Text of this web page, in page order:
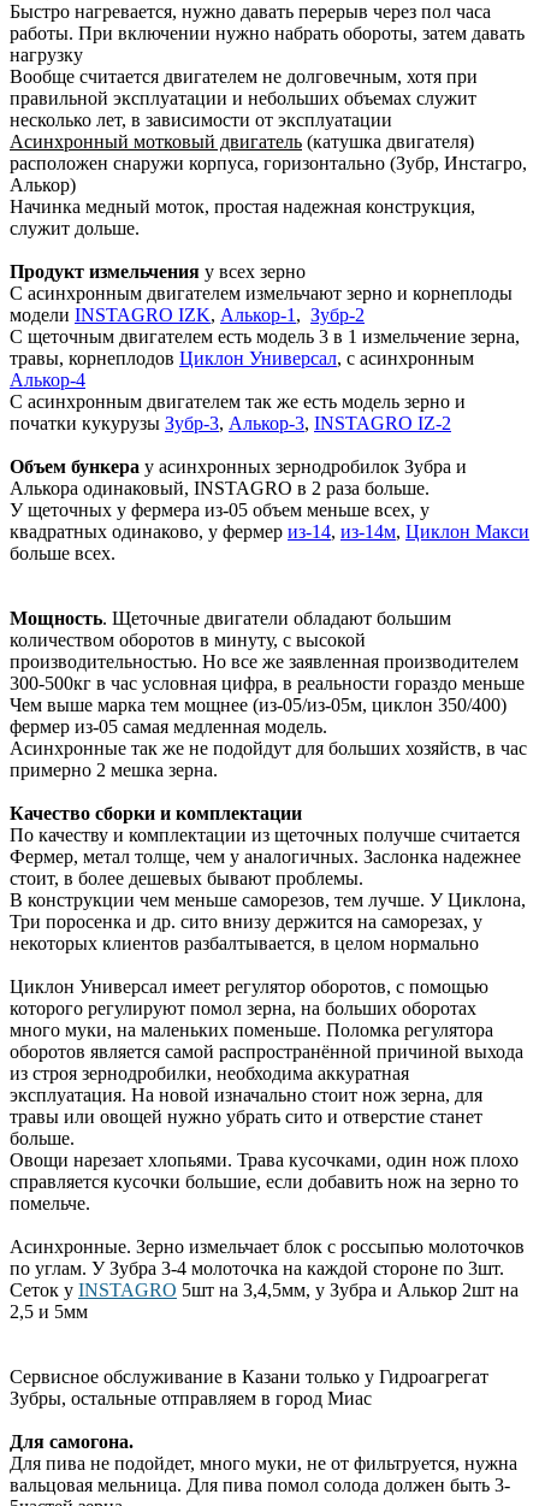
Быстро нагревается, нужно давать перерыв через пол часа
работы. При включении нужно набрать обороты, затем давать
нагрузку
Вообще считается двигателем не долговечным, хотя при
правильной эксплуатации и небольших объемах служит
несколько лет, в зависимости от эксплуатации
Асинхронный мотковый двигатель (катушка двигателя)
расположен снаружи корпуса, горизонтально (Зубр, Инстагро,
Алькор)
Начинка медный моток, простая надежная конструкция,
служит дольше.
Продукт измельчения у всех зерно
С асинхронным двигателем измельчают зерно и корнеплоды
модели INSTAGRO IZK, Алькор-1 , Зубр-2
С щеточным двигателем есть модель 3 в 1 измельчение зерна,
травы, корнеплодов Циклон Универсал, с асинхронным
Алькор-4
С асинхронным двигателем так же есть модель зерно и
початки кукурузы Зубр-3, Алькор-3, INSTAGRO IZ-2
Объем бункера у асинхронных зернодробилок Зубра и
Алькора одинаковый, INSTAGRO в 2 раза больше.
У щеточных у фермера из-05 объем меньше всех, у
квадратных одинаково, у фермер из-14, из-14м, Циклон Макси
больше всех.
Мощность. Щеточные двигатели обладают большим
количеством оборотов в минуту, с высокой
производительностью. Но все же заявленная производителем
300-500кг в час условная цифра, в реальности гораздо меньше
Чем выше марка тем мощнее (из-05/из-05м, циклон 350/400)
фермер из-05 самая медленная модель.
Асинхронные так же не подойдут для больших хозяйств, в час
примерно 2 мешка зерна.
Качество сборки и комплектации
По качеству и комплектации из щеточных получше считается
Фермер, метал толще, чем у аналогичных. Заслонка надежнее
стоит, в более дешевых бывают проблемы.
В конструкции чем меньше саморезов, тем лучше. У Циклона,
Три поросенка и др. сито внизу держится на саморезах, у
некоторых клиентов разбалтывается, в целом нормально
Циклон Универсал имеет регулятор оборотов, с помощью
которого регулируют помол зерна, на больших оборотах
много муки, на маленьких поменьше. Поломка регулятора
оборотов является самой распространённой причиной выхода
из строя зернодробилки, необходима аккуратная
эксплуатация. На новой изначально стоит нож зерна, для
травы или овощей нужно убрать сито и отверстие станет
больше.
Овощи нарезает хлопьями. Трава кусочками, один нож плохо
справляется кусочки большие, если добавить нож на зерно то
помельче.
Асинхронные. Зерно измельчает блок с россыпью молоточков
по углам. У Зубра 3-4 молоточка на каждой стороне по 3шт.
Сеток у INSTAGRO 5шт на 3,4,5мм, у Зубра и Алькор 2шт на
2,5 и 5мм
Сервисное обслуживание в Казани только у Гидроагрегат
Зубры, остальные отправляем в город Миас
Для самогона.
Для пива не подойдет, много муки, не от фильтруется, нужна
вальцовая мельница. Для пива помол солода должен быть 3-